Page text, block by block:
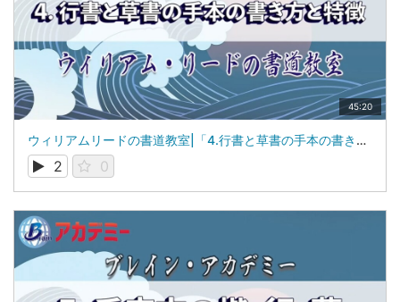
45:20
ウィリアムリードの書道教室|「4.行書と草書の手本の書き方と特徴」|山梨学院大学 国際リベラルアーツ学部（iCLA）教授 ウィリアム・リード
2 0